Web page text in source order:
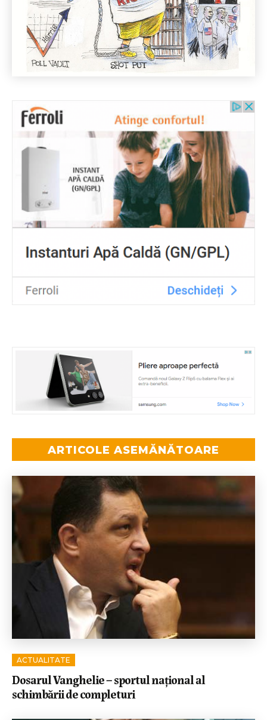
ARTICOLE ASEMĂNĂTOARE
ACTUALITATE
Dosarul Vanghelie – sportul național al
schimbării de completuri